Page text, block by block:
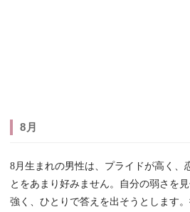
8月
8月生まれの男性は、プライドが高く、
とをあまり好みません。自分の弱さを
強く、ひとりで答えを出そうとします